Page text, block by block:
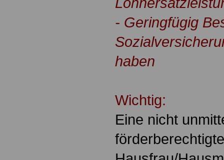
- Geringfügig
haben
Wichtig:
Eine nicht